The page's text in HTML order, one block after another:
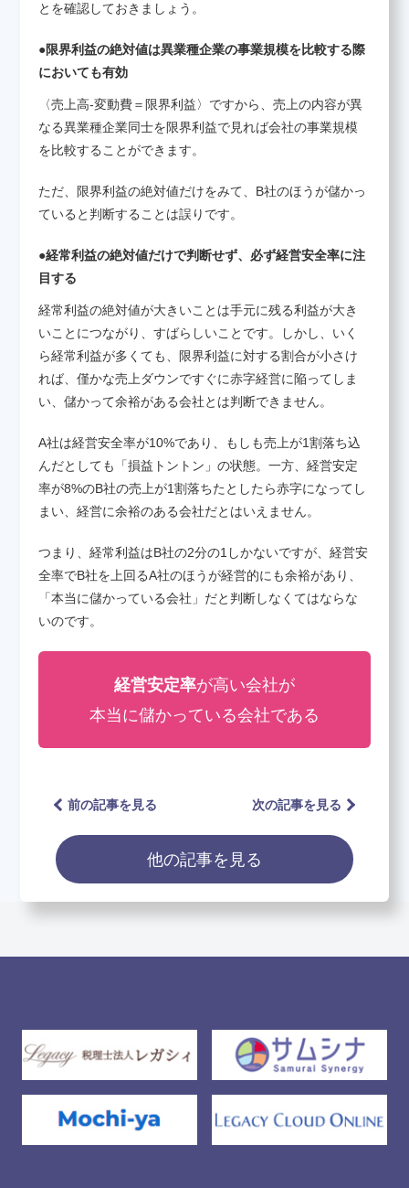
とを確認しておきましょう。
●限界利益の絶対値は異業種企業の事業規模を比較する際
においても有効
〈売上高-変動費＝限界利益〉ですから、売上の内容が異
なる異業種企業同士を限界利益で見れば会社の事業規模
を比較することができます。
ただ、限界利益の絶対値だけをみて、B社のほうが儲かっ
ていると判断することは誤りです。
●経常利益の絶対値だけで判断せず、必ず経営安全率に注
目する
経常利益の絶対値が大きいことは手元に残る利益が大き
いことにつながり、すばらしいことです。しかし、いく
ら経常利益が多くても、限界利益に対する割合が小さけ
れば、僅かな売上ダウンですぐに赤字経営に陥ってしま
い、儲かって余裕がある会社とは判断できません。
A社は経営安全率が10%であり、もしも売上が1割落ち込
んだとしても「損益トントン」の状態。一方、経営安定
率が8%のB社の売上が1割落ちたとしたら赤字になってし
まい、経営に余裕のある会社だとはいえません。
つまり、経常利益はB社の2分の1しかないですが、経営安
全率でB社を上回るA社のほうが経営的にも余裕があり、
「本当に儲かっている会社」だと判断しなくてはならな
いのです。
経営安定率が高い会社が
本当に儲かっている会社である
前の記事を見る 次の記事を見る
他の記事を見る